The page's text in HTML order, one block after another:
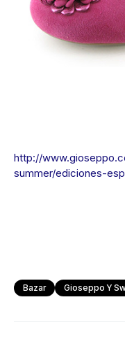
http://
summer/ediciones-
Bazar Gioseppo Y